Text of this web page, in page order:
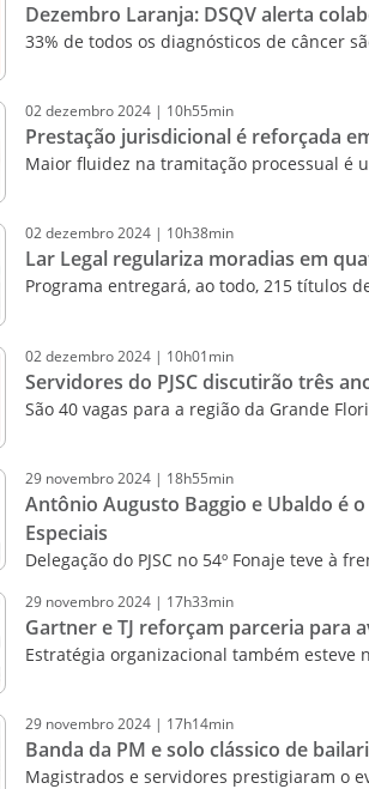
Dezembro Laranja: DSQV alerta
33% de todos os diagnósticos de câncer
02dezembro2024 | 10h55min
Prestação jurisdicional é reforçada
Maior fluidez na tramitação processual é
02dezembro2024 | 10h38min
Lar Legal regulariza moradias em
Programa entregará, ao todo, 215 títulos
02dezembro2024 | 10h01min
Servidores do PJSC discutirão três
São 40 vagas para a região da Grande
29 novembro2024 | 18h55min
Antônio Augusto Baggio e Ubaldo é
Especiais
Delegação do PJSC no 54º Fonaje teve à
29 novembro2024 | 17h33min
Gartner e TJ reforçam parceria para
Estratégia organizacional também esteve
29 novembro2024 | 17h14min
Banda da PM e solo clássico de
Magistrados e servidores prestigiaram o